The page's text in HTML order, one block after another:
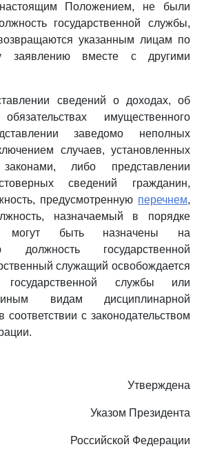
настоящим Положением, не были
государственной службы,
указанным лицам по
заявлению вместе с другими
сведений о доходах, об
имущественного
заведомо неполных
случаев, установленных
либо представлении
сведений гражданин,
предусмотренную перечнем,
назначаемый в порядке
могут быть назначены на
должность государственной
служащий освобождается
службы или
иным видам дисциплинарной
соответствии с законодательством
Утверждена
Указом Президента
Российской Федерации